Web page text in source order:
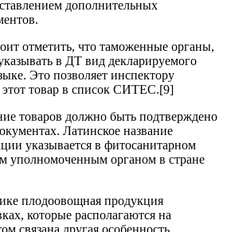
дополнительных
отметить, что таможенные органы,
в ДТ вид декларируемого
Это позволяет инспектору
этот товар в список СИТЕС.[9]
товаров должно быть подтверждено
Латинское название
указывается в фитосанитарном
уполномоченным органом в стране
плодоовощная продукция
которые располагаются на